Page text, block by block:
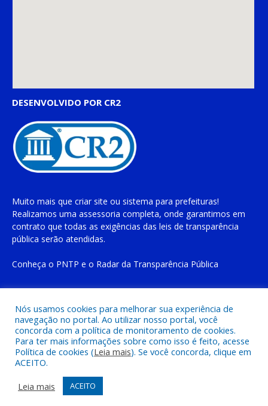
DESENVOLVIDO POR CR2
Muito mais que criar site ou sistema para prefeituras!
Realizamos uma assessoria completa, onde garantimos em
contrato que todas as exigências das leis de transparência
pública serão atendidas.
Conheça o PNTP e o Radar da Transparência Pública
Todos os direitos reservados a Prefeitura Municipal de Cachoeira
do Piriá
Mapa do Site
Acessar o Webmail
Nós usamos cookies para melhorar sua experiência de
navegação no portal. Ao utilizar nosso portal, você
concorda com a política de monitoramento de cookies.
Para ter mais informações sobre como isso é feito, acesse
Política de cookies (Leia mais). Se você concorda, clique em
ACEITO.
Leia mais
ACEITO